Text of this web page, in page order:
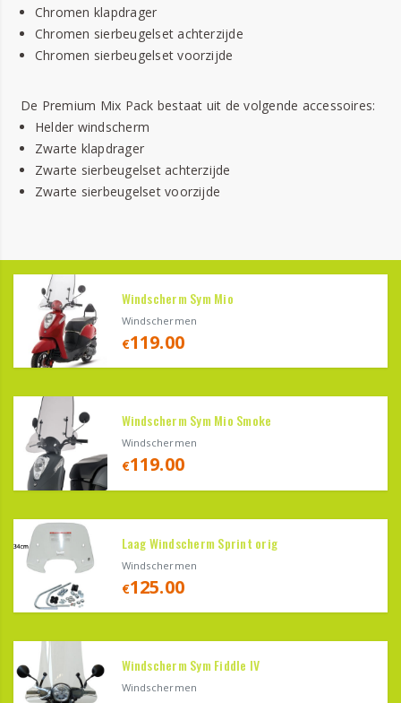
Chromen klapdrager
Chromen sierbeugelset achterzijde
Chromen sierbeugelset voorzijde
De Premium Mix Pack bestaat uit de volgende accessoires:
Helder windscherm
Zwarte klapdrager
Zwarte sierbeugelset achterzijde
Zwarte sierbeugelset voorzijde
Windscherm Sym Mio
Windschermen
€119.00
Windscherm Sym Mio Smoke
Windschermen
€119.00
Laag Windscherm Sprint orig
Windschermen
€125.00
Windscherm Sym Fiddle IV
Windschermen